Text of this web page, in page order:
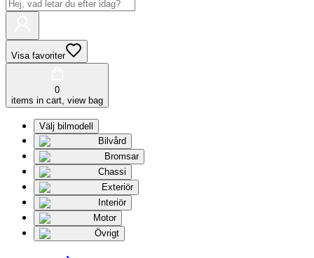
Visa favoriter
0
items in cart, view bag
Välj bilmodell
Bilvård
Bromsar
Chassi
Exteriör
Interiör
Motor
Övrigt